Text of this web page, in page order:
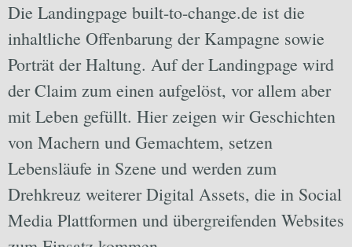
Die Landingpage built-to-change.de ist die
inhaltliche Oﬀenbarung der Kampagne sowie
Porträt der Haltung. Auf der Landingpage wird
der Claim zum einen aufgelöst, vor allem aber
mit Leben gefüllt. Hier zeigen wir Geschichten
von Machern und Gemachtem, setzen
Lebensläufe in Szene und werden zum
Drehkreuz weiterer Digital Assets, die in Social
Media Plattformen und übergreifenden Websites